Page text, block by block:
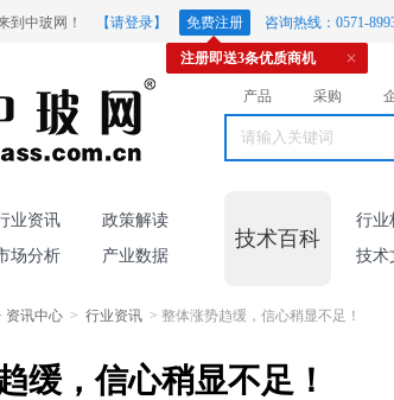
到中玻网！ 【请登录】 免费注册 咨询热线：0571-
注册即送3条优质商机
产品 采购
业资讯
政策解读
场分析
产业数据
技术百科
行业
技术
资讯中心 > 行业资讯 > 整体涨势趋缓，信心稍显不足！
缓，信心稍显不足！